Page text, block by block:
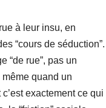
à leur insu, en
“cours de séduction”.
“de rue”, pas un
quand un
exactement ce qui